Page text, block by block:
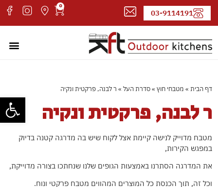
פתח
03-9114191
0
דף הבית » מטבחי חוץ »סדרת העל » ר לבנה, פרקטית ונקיה
ר לבנה, פרקטית ונקיה
מטבח מדוייק לנישה קיימת אצל לקוח שיש בה מדרגה קטנה בדיוק
במפגש הקירות,
את המדרגה הסתרנו באמצעות הגופים שלנו שנחתכו בצורה מדוייקת,
וכל זה, תוך הכנסת כל המוצרים המהווים מטבח פרקטי ונוח.